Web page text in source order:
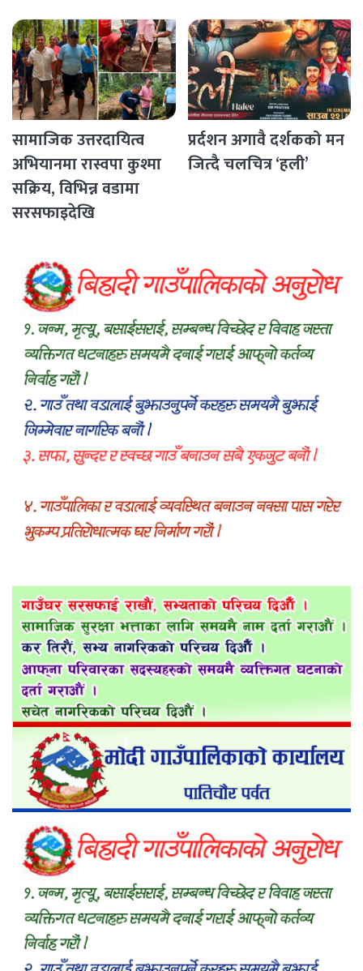
सामाजिक उत्तरदायित्व
अभियानमा रास्वपा कुश्मा
सक्रिय, विभिन्न वडामा
सरसफाइदेखि
प्रर्दशन अगावै दर्शकको मन
जित्दै चलचित्र ‘हली’